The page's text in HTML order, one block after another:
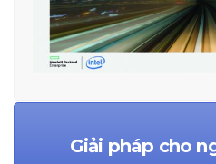
Giải pháp cho